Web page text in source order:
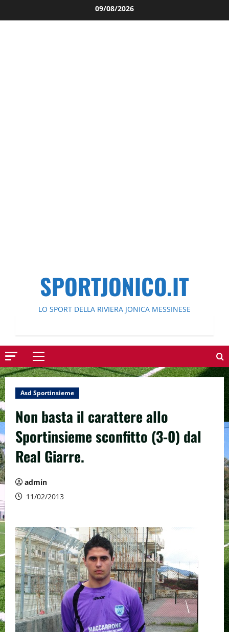
al
09/08/2026
SPORTJONICO.IT
LO SPORT DELLA RIVIERA JONICA MESSINESE
Menu
principale
Asd Sportinsieme
Non basta il carattere allo
Sportinsieme sconfitto (3-0) dal
Real Giarre.
admin
11/02/2013